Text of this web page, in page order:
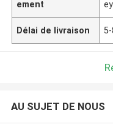
ement
Délai de livraison 5-
AU SUJET DE NOUS